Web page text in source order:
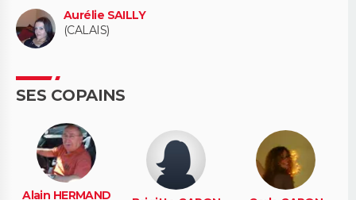
Aurélie SAILLY
(CALAIS)
SES COPAINS
Alain HERMAND